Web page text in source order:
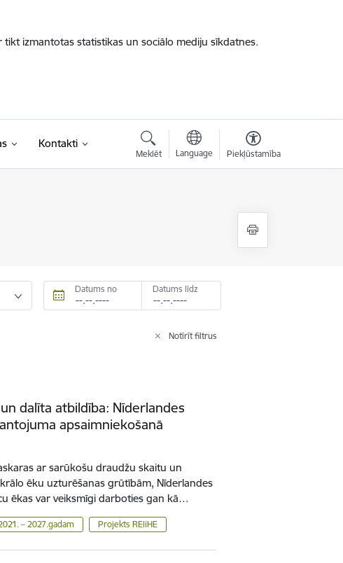
izmantotas statistikas un sociālo mediju sīkdatnes.
Kontakti
Meklēt Language Piekļūstamība
Datums no Datums līdz
Notīrīt filtrus
dalīta atbildība: Nīderlandes
apsaimniekošanā
ar sarūkošu draudžu skaitu un
ēku uzturēšanas grūtībām, Nīderlandes
ēkas var veiksmīgi darboties gan kā…
– 2027.gadam Projekts REliHE